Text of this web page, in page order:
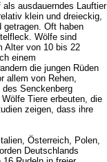
ausdauerndes Lauftier
klein und dreieckig,
getragen. Oft haben
Wölfe sind
Alter von 10 bis 22
einem
die jungen Rüden
allem von Rehen,
Senckenberg
Tiere erbeuten, die
zeigen, dass ihre
Österreich, Polen,
Deutschlands